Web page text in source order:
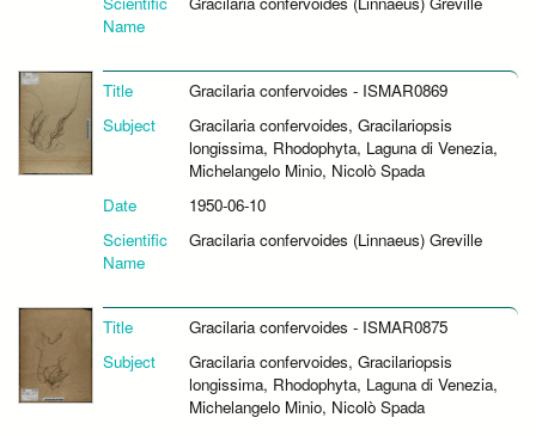
Name
Title
Gracilaria confervoides - ISMAR0869
Subject
Gracilaria confervoides, Gracilariopsis
longissima, Rhodophyta, Laguna di Venezia,
Michelangelo Minio, Nicolò Spada
Date
1950-06-10
Scientific
Name
Gracilaria confervoides (Linnaeus) Greville
Title
Gracilaria confervoides - ISMAR0875
Subject
Gracilaria confervoides, Gracilariopsis
longissima, Rhodophyta, Laguna di Venezia,
Michelangelo Minio, Nicolò Spada